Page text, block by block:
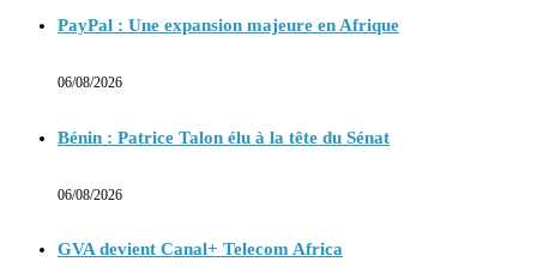
PayPal : Une expansion majeure en Afrique
06/08/2026
Bénin : Patrice Talon élu à la tête du Sénat
06/08/2026
GVA devient Canal+ Telecom Africa